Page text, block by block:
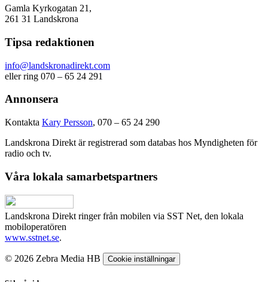
Gamla Kyrkogatan 21,
261 31 Landskrona
Tipsa redaktionen
info@landskronadirekt.com
eller ring 070 – 65 24 291
Annonsera
Kontakta Kary Persson, 070 – 65 24 290
Landskrona Direkt är registrerad som databas hos Myndigheten för
radio och tv.
Våra lokala samarbetspartners
Landskrona Direkt ringer från mobilen via SST Net, den lokala
mobiloperatören
www.sstnet.se.
© 2026 Zebra Media HB Cookie inställningar